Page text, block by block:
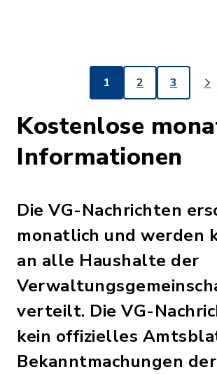
1 2 3
Kostenlose
Informationen
Die VG-Nachrichten
monatlich und werden
an alle Haushalte der
verteilt. Die VG-
kein offizielles
Bekanntmachungen der